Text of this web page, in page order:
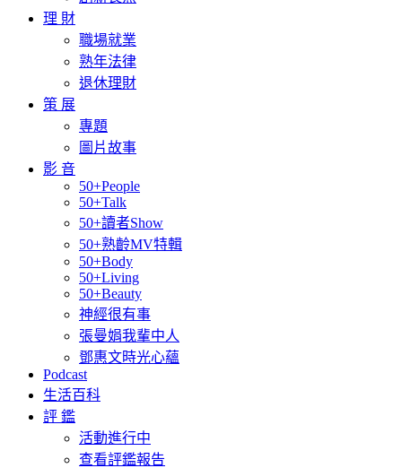
理 財
職場就業
熟年法律
退休理財
策 展
專題
圖片故事
影 音
50+People
50+Talk
50+讀者Show
50+熟齡MV特輯
50+Body
50+Living
50+Beauty
神經很有事
張曼娟我輩中人
鄧惠文時光心蘊
Podcast
生活百科
評 鑑
活動進行中
查看評鑑報告